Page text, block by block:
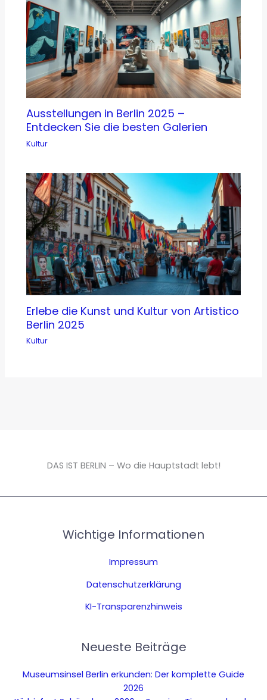
Ausstellungen in Berlin 2025 –
Entdecken Sie die besten Galerien
Kultur
Erlebe die Kunst und Kultur von Artistico
Berlin 2025
Kultur
DAS IST BERLIN – Wo die Hauptstadt lebt!
Wichtige Informationen
Impressum
Datenschutzerklärung
KI-Transparenzhinweis
Neueste Beiträge
Museumsinsel Berlin erkunden: Der komplette Guide
2026